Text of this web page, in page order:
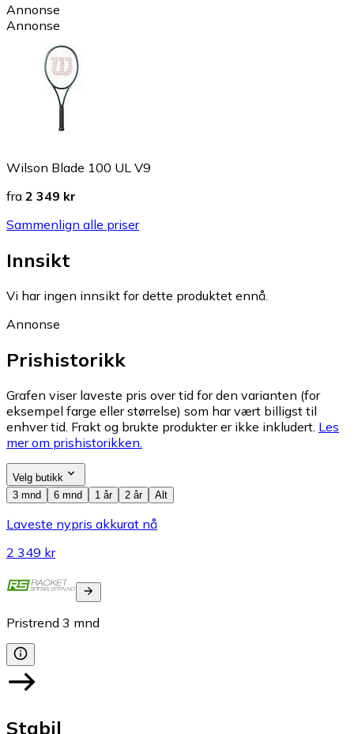
Annonse
Annonse
Wilson Blade 100 UL V9
fra 2 349 kr
Sammenlign alle priser
Innsikt
Vi har ingen innsikt for dette produktet ennå.
Annonse
Prishistorikk
Grafen viser laveste pris over tid for den varianten (for
eksempel farge eller størrelse) som har vært billigst til
enhver tid. Frakt og brukte produkter er ikke inkludert. Les
mer om prishistorikken.
Velg butikk
3 mnd
6 mnd 1 år 2 år Alt
Laveste nypris akkurat nå
2 349 kr
Pristrend 3 mnd
Stabil